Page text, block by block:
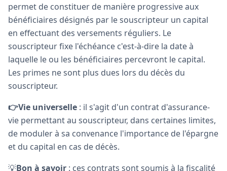
permet de constituer de manière progressive aux
bénéficiaires désignés par le souscripteur un capital
en effectuant des versements réguliers. Le
souscripteur fixe l'échéance c'est-à-dire la date à
laquelle le ou les bénéficiaires percevront le capital.
Les primes ne sont plus dues lors du décès du
souscripteur.
👉Vie universelle : il s'agit d'un contrat d'assurance-
vie permettant au souscripteur, dans certaines limites,
de moduler à sa convenance l'importance de l'épargne
et du capital en cas de décès.
💡Bon à savoir : ces contrats sont soumis à la fiscalité